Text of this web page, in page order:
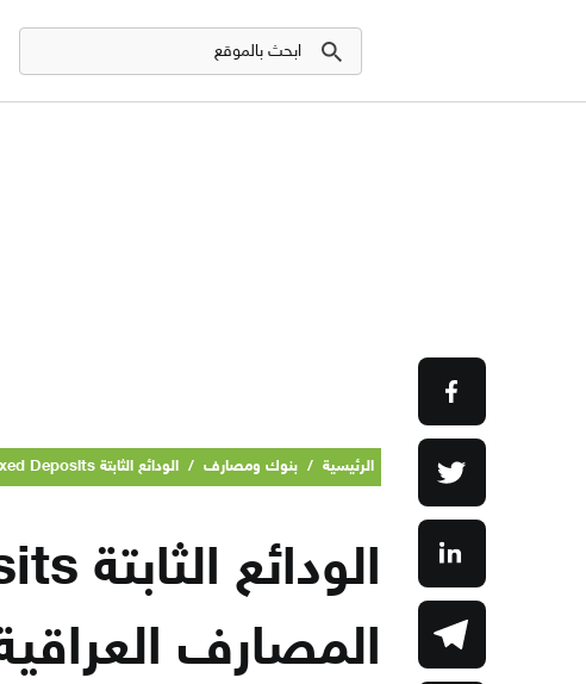
الرئيسية / بنوك ومصارف / الودائع الثابتة Fixed Deposits في المصارف العراقية
المصارف